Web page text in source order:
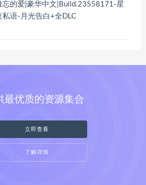
忘的爱|豪华中文|Build.23558171-星
私语-月光告白+全DLC
最优质的资源集合
立即查看
了解详情